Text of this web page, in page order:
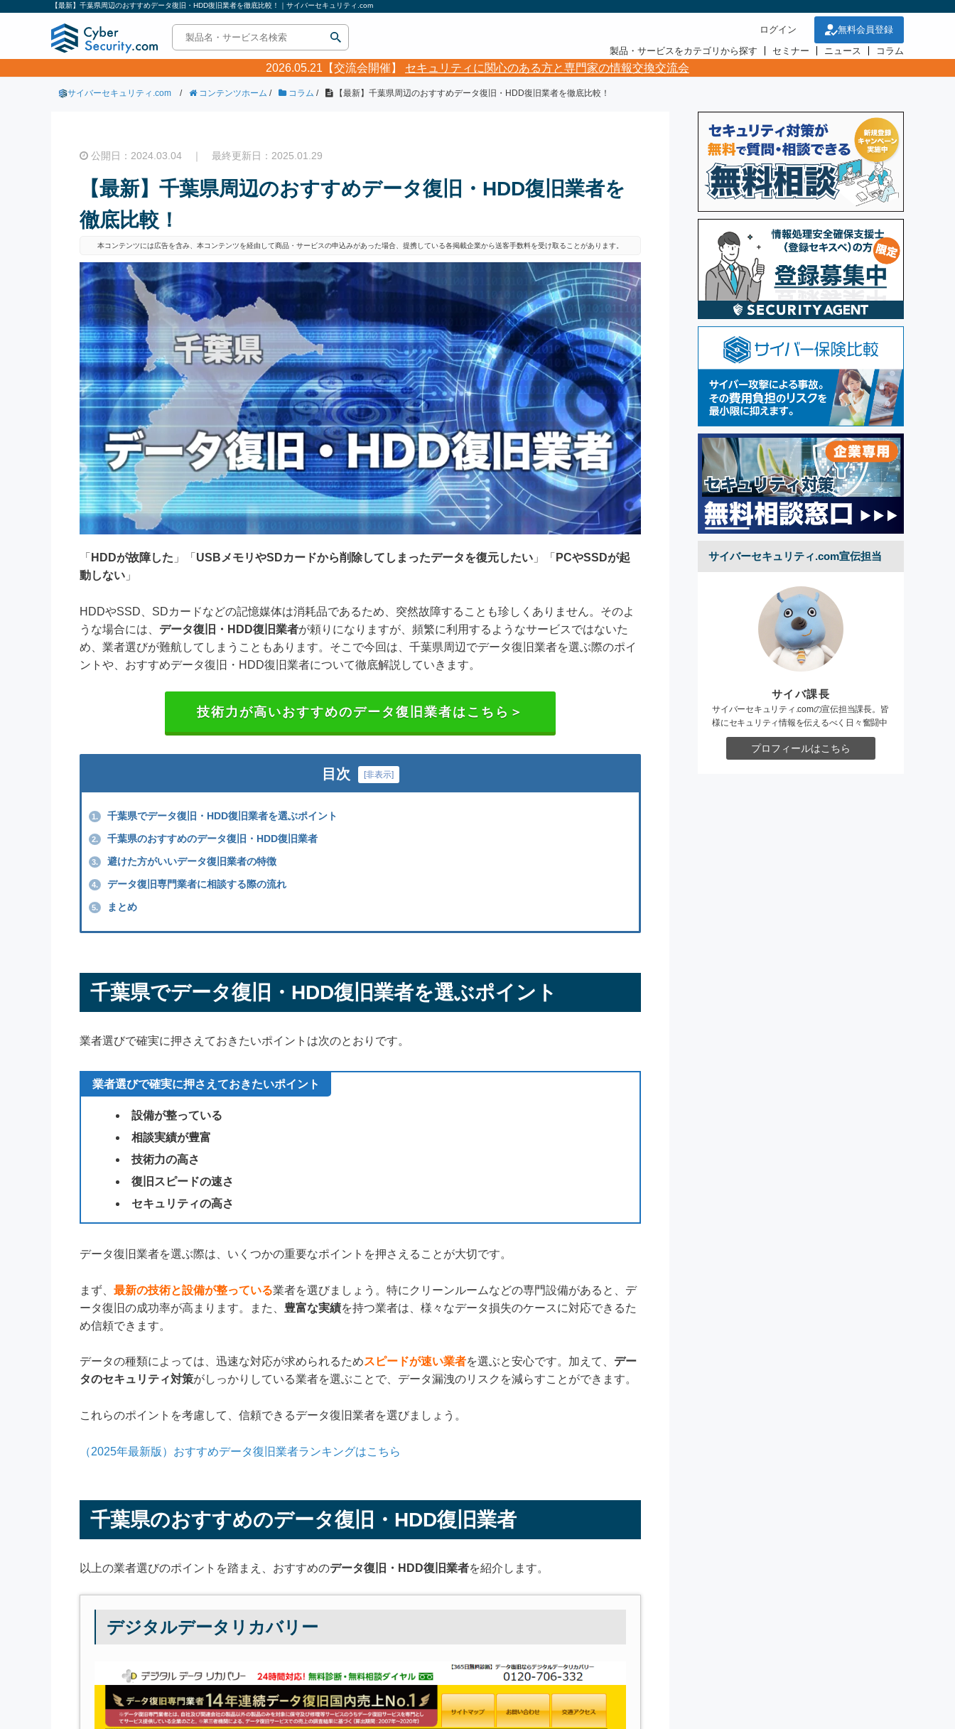
【最新】千葉県周辺のおすすめデータ復旧・HDD復旧業者を徹底比較！｜サイバーセキュリティ.com
ログイン
無料会員登録
製品・サービスをカテゴリから探す
セミナー ニュース コラム
2026.05.21【交流会開催】 セキュリティに関心のある方と専門家の情報交換交流会
サイバーセキュリティ.com / コンテンツホーム / コラム / 【最新】千葉県周辺のおすすめデータ復旧・HDD復旧業者を徹底比較！
公開日：2024.03.04 ｜ 最終更新日：2025.01.29
【最新】千葉県周辺のおすすめデータ復旧・HDD復旧業者を
徹底比較！
本コンテンツには広告を含み、本コンテンツを経由して商品・サービスの申込みがあった場合、提携している各掲載企業から送客手数料を受け取ることがあります。
「 HDDが故障した 」「 USBメモリやSDカードから削除してしまったデータを復元したい 」「 PCやSSDが起
動しない 」
HDDやSSD、SDカードなどの記憶媒体は消耗品であるため、突然故障することも珍しくありません。そのよ
うな場合には、 データ復旧・HDD復旧業者が頼りになりますが、頻繁に利用するようなサービスではないた
め、業者選びが難航してしまうこともあります。そこで今回は、千葉県周辺でデータ復旧業者を選ぶ際のポイ
ントや、おすすめデータ復旧・HDD復旧業者について徹底解説していきます。
技術力が高いおすすめのデータ復旧業者はこちら＞
目次 [非表示]
1. 千葉県でデータ復旧・HDD復旧業者を選ぶポイント
2. 千葉県のおすすめのデータ復旧・HDD復旧業者
3. 避けた方がいいデータ復旧業者の特徴
4. データ復旧専門業者に相談する際の流れ
5. まとめ
千葉県でデータ復旧・HDD復旧業者を選ぶポイント
業者選びで確実に押さえておきたいポイントは次のとおりです。
業者選びで確実に押さえておきたいポイント
設備が整っている
相談実績が豊富
技術力の高さ
復旧スピードの速さ
セキュリティの高さ
データ復旧業者を選ぶ際は、いくつかの重要なポイントを押さえることが大切です。
まず、 最新の技術と設備が整っている業者を選びましょう。特にクリーンルームなどの専門設備があると、デ
ータ復旧の成功率が高まります。また、 豊富な実績を持つ業者は、様々なデータ損失のケースに対応できるた
め信頼できます。
データの種類によっては、迅速な対応が求められるためスピードが速い業者を選ぶと安心です。加えて、 デー
タのセキュリティ対策がしっかりしている業者を選ぶことで、データ漏洩のリスクを減らすことができます。
これらのポイントを考慮して、信頼できるデータ復旧業者を選びましょう。
（2025年最新版）おすすめデータ復旧業者ランキングはこちら
千葉県のおすすめのデータ復旧・HDD復旧業者
以上の業者選びのポイントを踏まえ、おすすめのデータ復旧・HDD復旧業者を紹介します。
デジタルデータリカバリー
サイバーセキュリティ.com宣伝担当
サイバ課長
サイバーセキュリティ.comの宣伝担当課長。皆
様にセキュリティ情報を伝えるべく日々奮闘中
プロフィールはこちら